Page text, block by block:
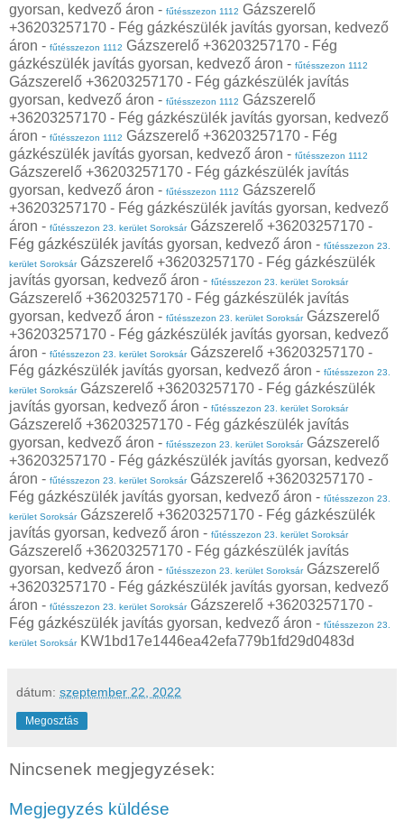
gyorsan, kedvező áron - fűtésszezon 1112 Gázszerelő
+36203257170 - Fég gázkészülék javítás gyorsan, kedvező
áron - fűtésszezon 1112 Gázszerelő +36203257170 - Fég
gázkészülék javítás gyorsan, kedvező áron - fűtésszezon 1112
Gázszerelő +36203257170 - Fég gázkészülék javítás
gyorsan, kedvező áron - fűtésszezon 1112 Gázszerelő
+36203257170 - Fég gázkészülék javítás gyorsan, kedvező
áron - fűtésszezon 1112 Gázszerelő +36203257170 - Fég
gázkészülék javítás gyorsan, kedvező áron - fűtésszezon 1112
Gázszerelő +36203257170 - Fég gázkészülék javítás
gyorsan, kedvező áron - fűtésszezon 1112 Gázszerelő
+36203257170 - Fég gázkészülék javítás gyorsan, kedvező
áron - fűtésszezon 23. kerület SoroksárGázszerelő +36203257170 -
Fég gázkészülék javítás gyorsan, kedvező áron - fűtésszezon 23.
kerület SoroksárGázszerelő +36203257170 - Fég gázkészülék
javítás gyorsan, kedvező áron - fűtésszezon 23. kerület Soroksár
Gázszerelő +36203257170 - Fég gázkészülék javítás
gyorsan, kedvező áron - fűtésszezon 23. kerület SoroksárGázszerelő
+36203257170 - Fég gázkészülék javítás gyorsan, kedvező
áron - fűtésszezon 23. kerület SoroksárGázszerelő +36203257170 -
Fég gázkészülék javítás gyorsan, kedvező áron - fűtésszezon 23.
kerület SoroksárGázszerelő +36203257170 - Fég gázkészülék
javítás gyorsan, kedvező áron - fűtésszezon 23. kerület Soroksár
Gázszerelő +36203257170 - Fég gázkészülék javítás
gyorsan, kedvező áron - fűtésszezon 23. kerület SoroksárGázszerelő
+36203257170 - Fég gázkészülék javítás gyorsan, kedvező
áron - fűtésszezon 23. kerület SoroksárGázszerelő +36203257170 -
Fég gázkészülék javítás gyorsan, kedvező áron - fűtésszezon 23.
kerület SoroksárGázszerelő +36203257170 - Fég gázkészülék
javítás gyorsan, kedvező áron - fűtésszezon 23. kerület Soroksár
Gázszerelő +36203257170 - Fég gázkészülék javítás
gyorsan, kedvező áron - fűtésszezon 23. kerület SoroksárGázszerelő
+36203257170 - Fég gázkészülék javítás gyorsan, kedvező
áron - fűtésszezon 23. kerület SoroksárGázszerelő +36203257170 -
Fég gázkészülék javítás gyorsan, kedvező áron - fűtésszezon 23.
kerület SoroksárKW1bd17e1446ea42efa779b1fd29d0483d
dátum: szeptember 22, 2022
Megosztás
Nincsenek megjegyzések:
Megjegyzés küldése